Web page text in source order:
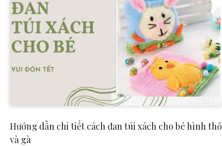
Hướng dẫn chi tiết cách đan túi xách cho bé hình thỏ
và gà